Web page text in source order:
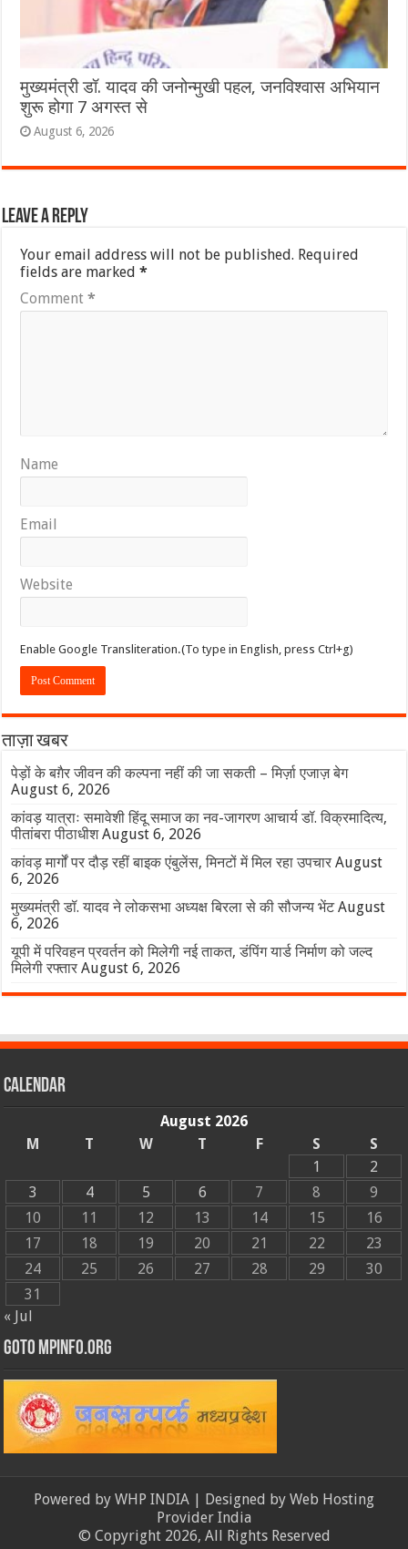
मुख्यमंत्री डॉ. यादव की जनोन्मुखी पहल, जनविश्वास अभियान
शुरू होगा 7 अगस्त से
August 6, 2026
Leave a Reply
Your email address will not be published. Required
fields are marked*
Comment*
Name
Email
Website
Enable Google Transliteration.(To type in English, press Ctrl+g)
ताज़ा खबर
पेड़ों के बग़ैर जीवन की कल्पना नहीं की जा सकती – मिर्ज़ा एजाज़ बेग
August 6, 2026
कांवड़ यात्राः समावेशी हिंदू समाज का नव-जागरण आचार्य डॉ. विक्रमादित्य,
पीतांबरा पीठाधीश August 6, 2026
कांवड़ मार्गों पर दौड़ रहीं बाइक एंबुलेंस, मिनटों में मिल रहा उपचार August
6, 2026
मुख्यमंत्री डॉ. यादव ने लोकसभा अध्यक्ष बिरला से की सौजन्य भेंट August
6, 2026
यूपी में परिवहन प्रवर्तन को मिलेगी नई ताकत, डंपिंग यार्ड निर्माण को जल्द
मिलेगी रफ्तार August 6, 2026
Calendar
August 2026
M
T W T F S
S
1
2
3
4 5 6 7 8
9
10
11 12 13 14 15
16
17
18 19 20 21 22
23
24
25 26 27 28 29
30
31
« Jul
GOTO MPINFO.ORG
Powered by WHP INDIA | Designed by Web Hosting
Provider India
© Copyright 2026, All Rights Reserved